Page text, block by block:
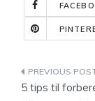
5 tips til